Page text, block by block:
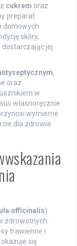
z cukrem oraz
preparat
domowych
skóry,
dostarczając jej
,
oraz
w
własnoręcznie
wymierne
dla zdrowia
officinalis)
zdrowotnych.
trawienne i
się